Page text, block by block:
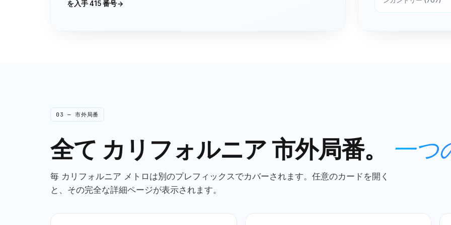
を入手415番号
03 — 市外局番
全て カリフォルニア市外局番。 一つ
毎 カリフォルニア メトロは別のプレフィックスでカバーされます。任意のカードを開く
と、その完全な詳細ページが表示されます。